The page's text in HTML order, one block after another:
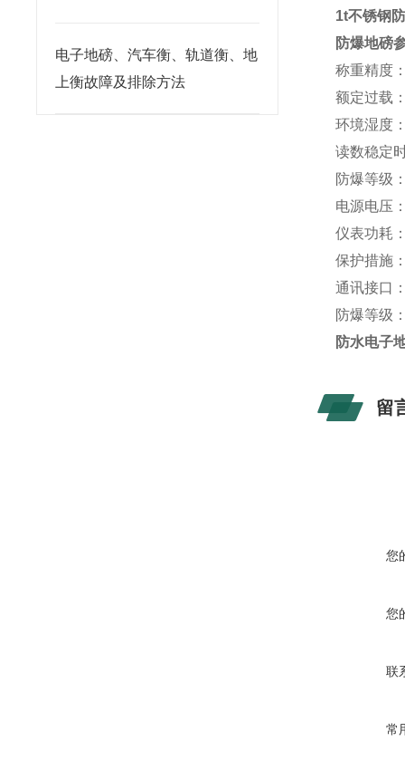
电子地磅、汽车衡、轨道衡、地
上衡故障及排除方法
1t不锈钢
防爆地磅
称重精度
额定过载
环境湿度
读数稳定
防爆等级
电源电压
仪表功耗
保护措施
通讯接口
防爆等级
防水电子
留
您
您
联
常